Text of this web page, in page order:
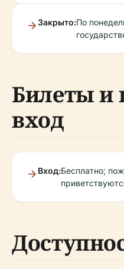
Закрыто:По
Билеты и
вход
Вход:Бесплатно;